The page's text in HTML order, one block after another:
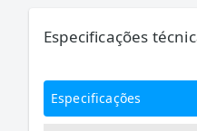
Especificações
Especificações